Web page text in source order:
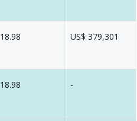
18.98 US$ 379,301
18.98 -